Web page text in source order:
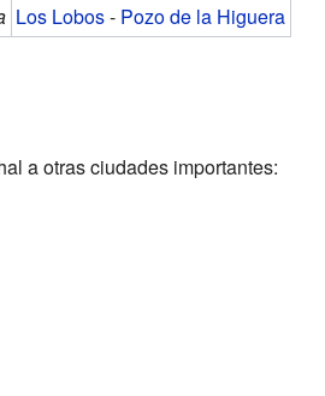
Los Lobos- Pozo de la Higuera
a otras ciudades importantes: